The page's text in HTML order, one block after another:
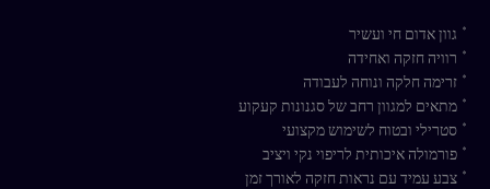
* גוון אדום חי ועשיר
* רוויה חזקה ואחידה
* זרימה חלקה ונוחה לעבודה
* מתאים למגוון רחב של סגנונות קעקוע
* סטרילי ובטוח לשימוש מקצועי
* פורמולה איכותית לריפוי נקי ויציב
* צבע עמיד עם נראות חזקה לאורך זמן